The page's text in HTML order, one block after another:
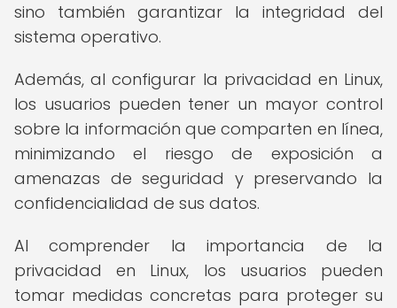
sino también garantizar la integridad del
sistema operativo.
Además, al configurar la privacidad en Linux,
los usuarios pueden tener un mayor control
sobre la información que comparten en línea,
minimizando el riesgo de exposición a
amenazas de seguridad y preservando la
confidencialidad de sus datos.
Al comprender la importancia de la
privacidad en Linux, los usuarios pueden
tomar medidas concretas para proteger su